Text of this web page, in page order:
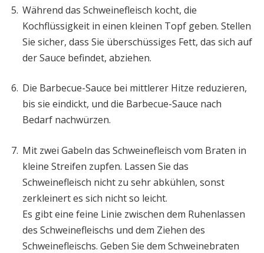
Während das Schweinefleisch kocht, die
Kochflüssigkeit in einen kleinen Topf geben. Stellen
Sie sicher, dass Sie überschüssiges Fett, das sich auf
der Sauce befindet, abziehen.
Die Barbecue-Sauce bei mittlerer Hitze reduzieren,
bis sie eindickt, und die Barbecue-Sauce nach
Bedarf nachwürzen.
Mit zwei Gabeln das Schweinefleisch vom Braten in
kleine Streifen zupfen. Lassen Sie das
Schweinefleisch nicht zu sehr abkühlen, sonst
zerkleinert es sich nicht so leicht.
Es gibt eine feine Linie zwischen dem Ruhenlassen
des Schweinefleischs und dem Ziehen des
Schweinefleischs. Geben Sie dem Schweinebraten